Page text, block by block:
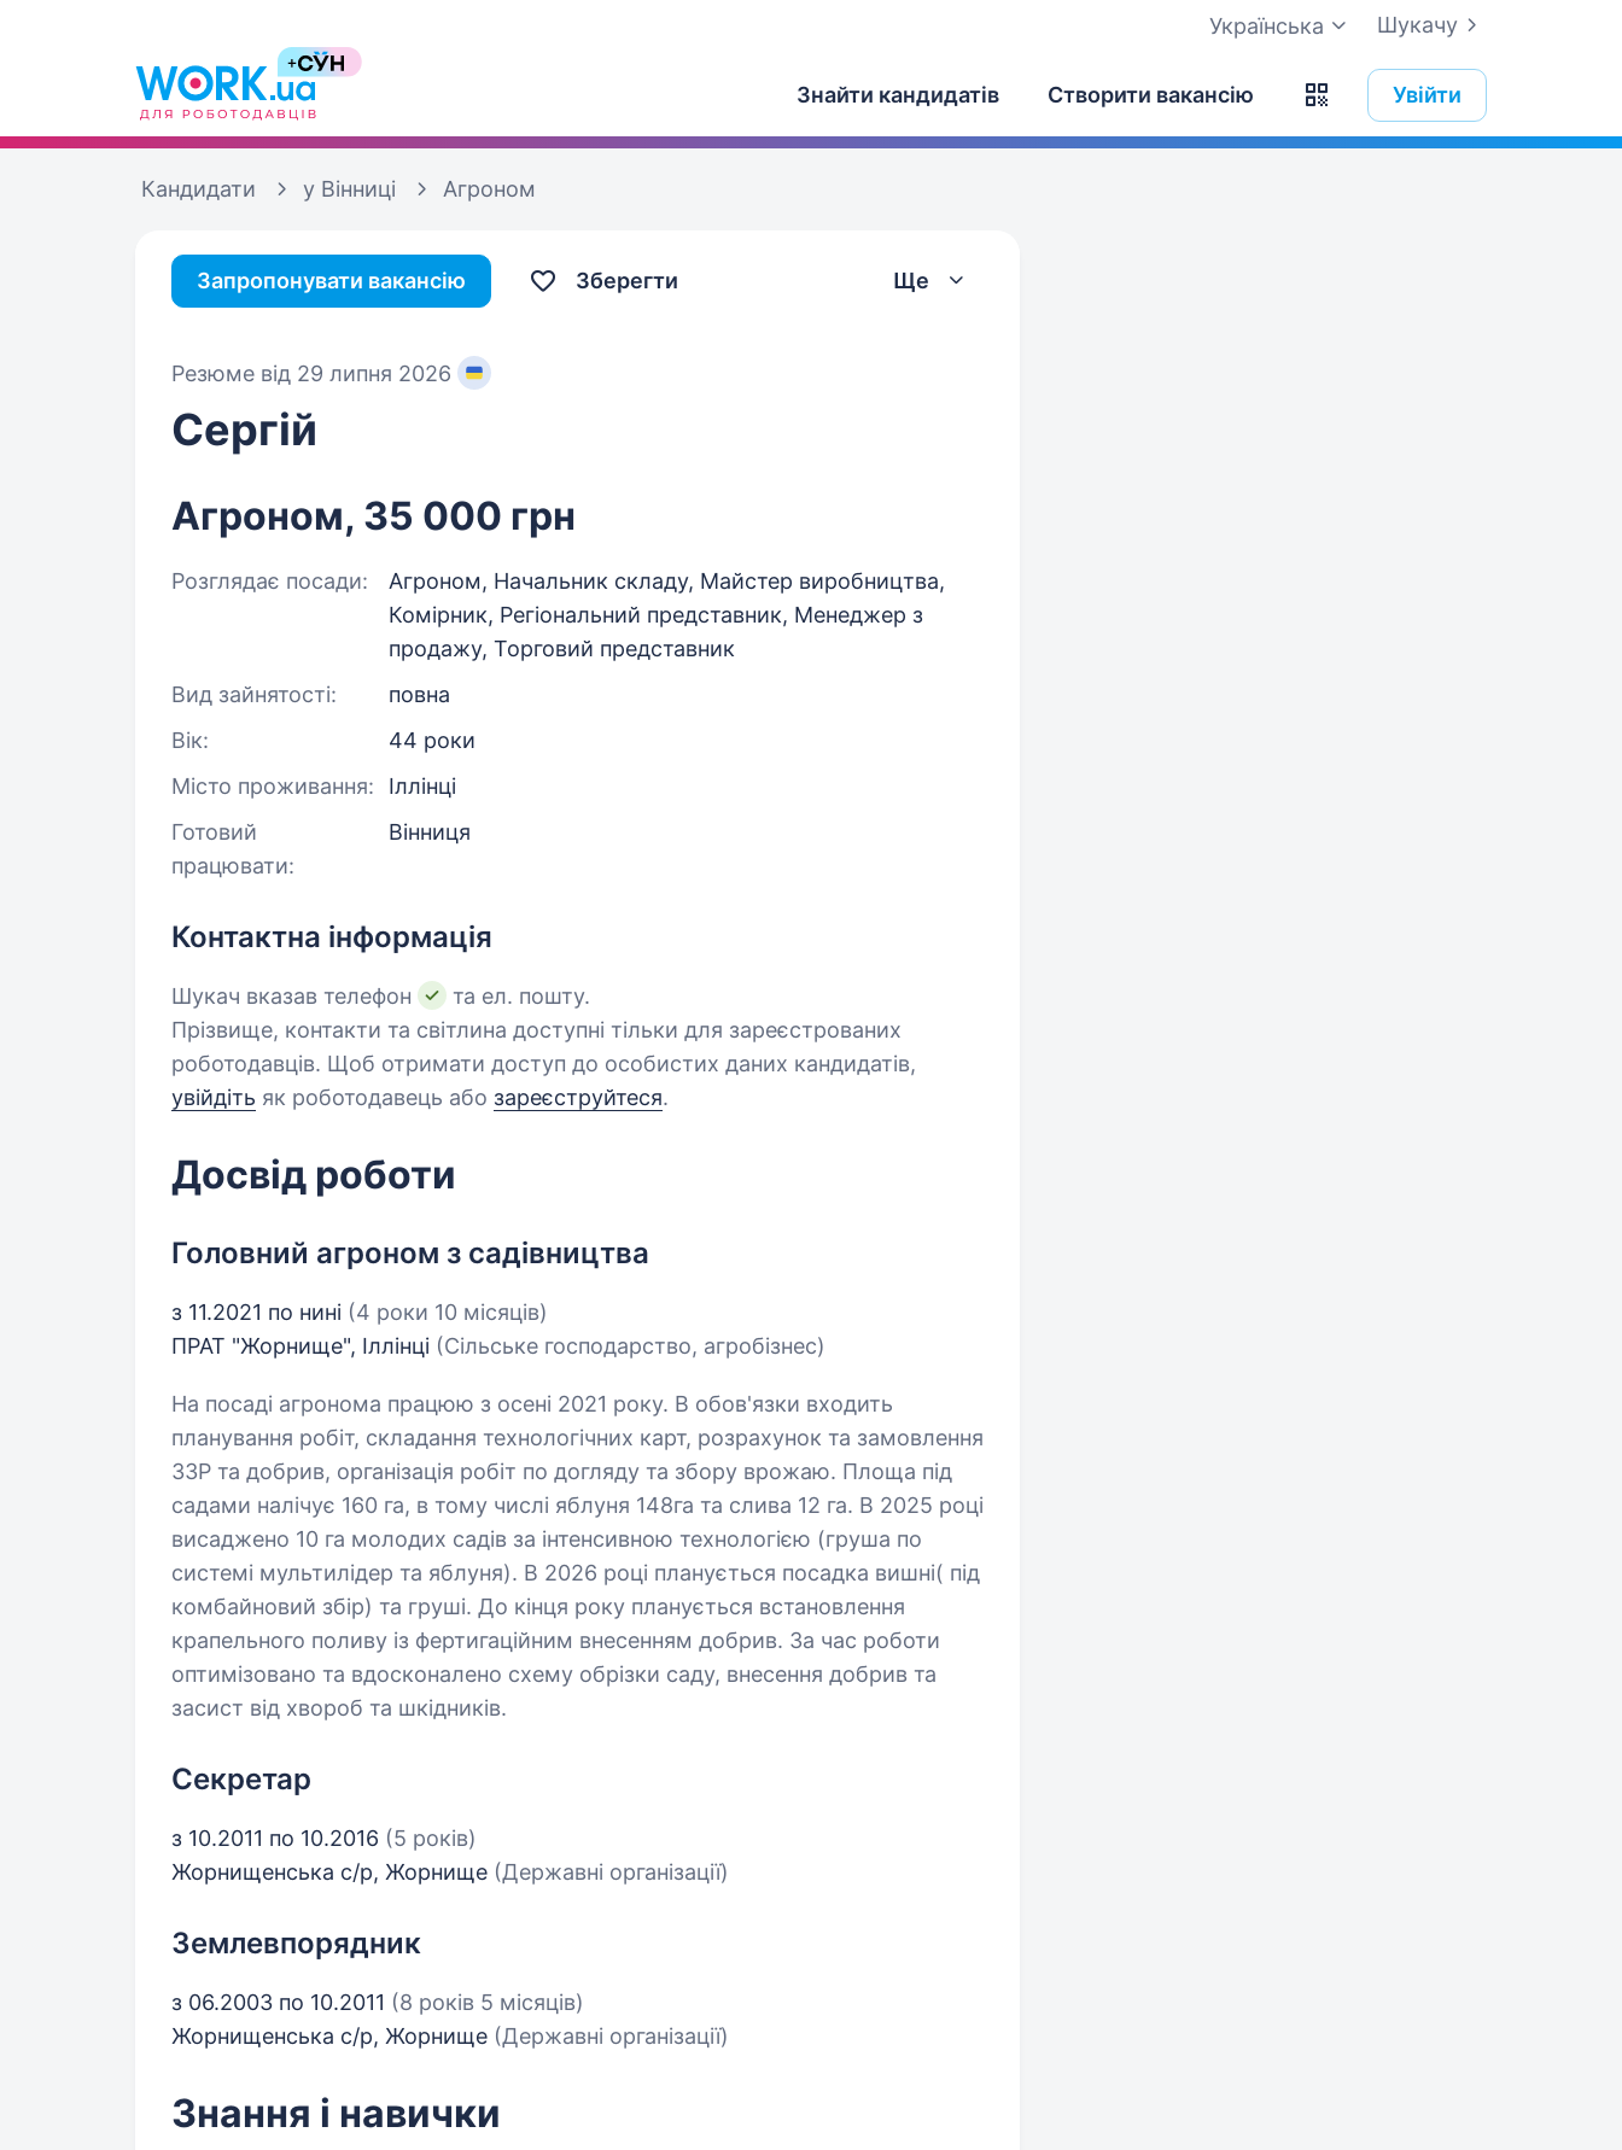
Шукачу
Українська
Знайти кандидатів Створити вакансію Увійти
Кандидати у Вінниці Агроном
Запропонувати вакансію Зберегти Ще
Резюме від 29 липня 2026
Сергій
Агроном, 35 000 грн
Розглядає посади:
Агроном, Начальник складу, Майстер виробництва,
Комірник, Регіональний представник, Менеджер з
продажу, Торговий представник
Вид зайнятості:
повна
Вік:
44 роки
Місто проживання:
Іллінці
Готовий
працювати:
Вінниця
Контактна інформація
Шукач вказав телефон
та ел. пошту.
Прізвище, контакти та світлина доступні тільки для зареєстрованих
роботодавців. Щоб отримати доступ до особистих даних кандидатів,
увійдіть як роботодавець або зареєструйтеся.
Досвід роботи
Головний агроном з садівництва
з 11.2021 по нині (4 роки 10 місяців)
ПРАТ "Жорнище", Іллінці (Сільське господарство, агробізнес)
На посаді агронома працюю з осені 2021 року. В обов'язки входить
планування робіт, складання технологічних карт, розрахунок та замовлення
ЗЗР та добрив, організація робіт по догляду та збору врожаю. Площа під
садами налічує 160 га, в тому числі яблуня 148га та слива 12 га. В 2025 році
висаджено 10 га молодих садів за інтенсивною технологією (груша по
системі мультилідер та яблуня). В 2026 році планується посадка вишні( під
комбайновий збір) та груші. До кінця року планується встановлення
крапельного поливу із фертигаційним внесенням добрив. За час роботи
оптимізовано та вдосконалено схему обрізки саду, внесення добрив та
засист від хвороб та шкідників.
Секретар
з 10.2011 по 10.2016 (5 років)
Жорнищенська с/р, Жорнище (Державні організації)
Землевпорядник
з 06.2003 по 10.2011 (8 років 5 місяців)
Жорнищенська с/р, Жорнище (Державні організації)
Знання і навички